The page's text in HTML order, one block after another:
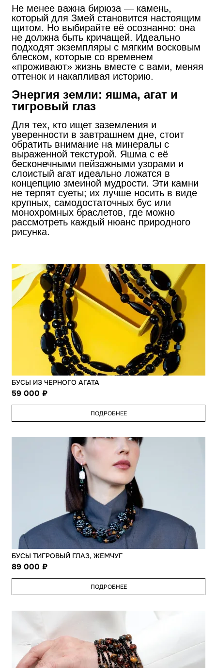
Не менее важна бирюза — камень,
который для Змей становится настоящим
щитом. Но выбирайте её осознанно: она
не должна быть кричащей. Идеально
подходят экземпляры с мягким восковым
блеском, которые со временем
«проживают» жизнь вместе с вами, меняя
оттенок и накапливая историю.
Энергия земли: яшма, агат и
тигровый глаз
Для тех, кто ищет заземления и
уверенности в завтрашнем дне, стоит
обратить внимание на минералы с
выраженной текстурой. Яшма с её
бесконечными пейзажными узорами и
слоистый агат идеально ложатся в
концепцию змеиной мудрости. Эти камни
не терпят суеты; их лучше носить в виде
крупных, самодостаточных бус или
монохромных браслетов, где можно
рассмотреть каждый нюанс природного
рисунка.
БУСЫ ИЗ ЧЕРНОГО АГАТА
59 000
ПОДРОБНЕЕ
БУСЫ ТИГРОВЫЙ ГЛАЗ, ЖЕМЧУГ
89 000
ПОДРОБНЕЕ